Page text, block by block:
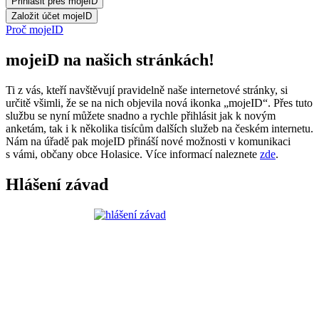
Proč mojeID
mojeiD na našich stránkách!
Ti z vás, kteří navštěvují pravidelně naše internetové stránky, si
určitě všimli, že se na nich objevila nová ikonka „mojeID“. Přes tuto
službu se nyní můžete snadno a rychle přihlásit jak k novým
anketám, tak i k několika tisícům dalších služeb na českém internetu.
Nám na úřadě pak mojeID přináší nové možnosti v komunikaci
s vámi, občany obce Holasice. Více informací naleznete zde.
Hlášení závad